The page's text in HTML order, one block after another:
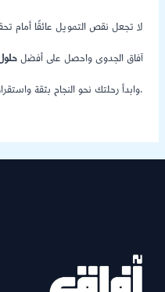
لا تجعل نقص التمويل عائقًا أمام
آفاق الجدوى واحصل على أفضل
وابدأ رحلتك نحو النجاح بثقة واستقرار.